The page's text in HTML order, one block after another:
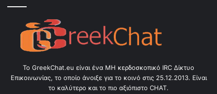
Το GreekChat.eu είναι ένα ΜΗ κερδοσκοπικό IRC Δίκτυο
Επικοινωνίας, το οποίο άνοιξε για το κοινό στις 25.12.2013. Είναι
το καλύτερο και το πιο αξιόπιστο CHAT.